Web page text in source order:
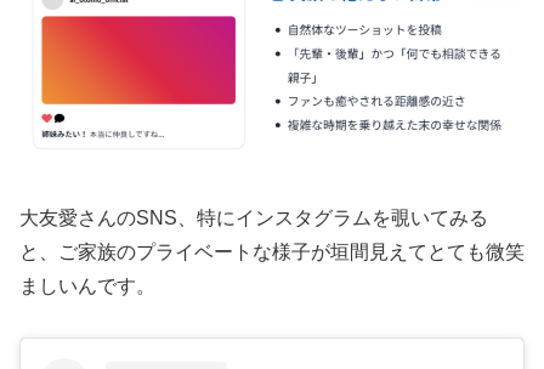
大友愛さんのSNS、特にインスタグラムを覗いてみる
と、ご家族のプライベートな様子が垣間見えてとても微笑
ましいんです。